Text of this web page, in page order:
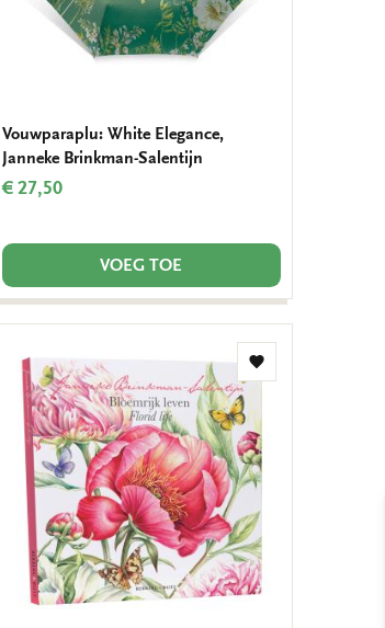
Vouwparaplu: White Elegance,
Janneke Brinkman-Salentijn
€ 27,50
VOEG TOE
Toevoegen
verlanglijst